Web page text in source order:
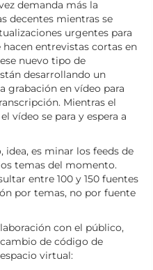
demanda más la
decentes mientras se
urgentes para
hacen entrevistas cortas en
nuevo tipo de
desarrollando un
grabación en vídeo para
Mientras el
vídeo se para y espera a
es minar los feeds de
temas del momento.
entre 100 y 150 fuentes
por temas, no por fuente
con el público,
de código de
virtual: